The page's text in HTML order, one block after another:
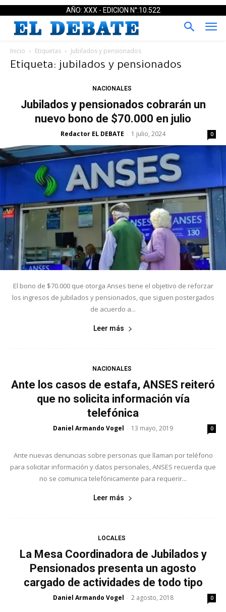
AÑO: XXX - EDICION N°:10.522
Inicio Etiquetas Jubilados y pensionados
Etiqueta: jubilados y pensionados
NACIONALES
Jubilados y pensionados cobrarán un
nuevo bono de $70.000 en julio
Redactor EL DEBATE - 1 julio, 2024 0
El bono de $70.000 que otorga Anses tiene el objetivo de reforzar
los ingresos de jubilados y pensionados, que siguen postergados
de acuerdo a...
Leer más
NACIONALES
Ante los casos de estafa, ANSES reiteró
que no solicita información vía
telefónica
Daniel Armando Vogel - 13 mayo, 2019 0
Ante nuevas denuncias so­bre personas que llaman por teléfono
para solicitar informa­ción y datos personales, ANSES recuerda que
no se comunica telefónicamente para re­querir...
Leer más
LOCALES
La Mesa Coordinadora de Jubilados y
Pensionados presenta un agosto
cargado de actividades de todo tipo
Daniel Armando Vogel - 2 agosto, 2018 0